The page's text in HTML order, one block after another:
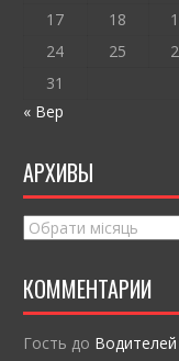
17
18
24
25
31
« Вер
АРХИВЫ
Архивы
КОММЕНТАРИИ
Гость до